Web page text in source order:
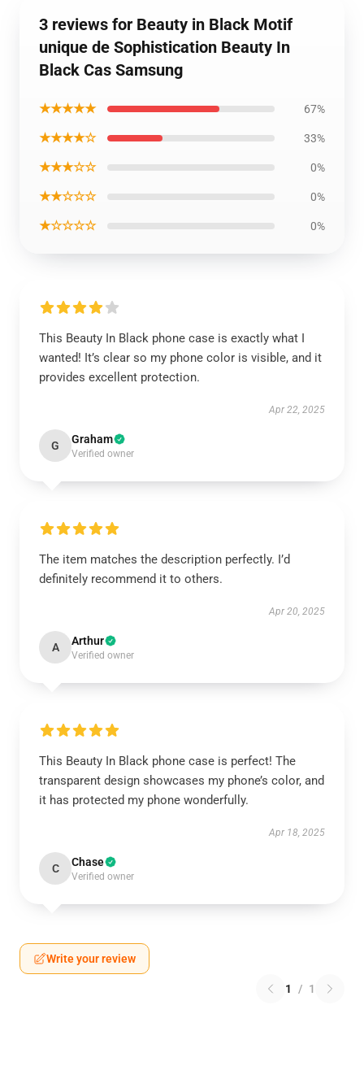
3 reviews for Beauty in Black Motif
unique de Sophistication Beauty In
Black Cas Samsung
★★★★★ 67%
★★★★☆ 33%
★★★☆☆ 0%
★★☆☆☆ 0%
★☆☆☆☆ 0%
This Beauty In Black phone case is exactly what I
wanted! It’s clear so my phone color is visible, and it
provides excellent protection.
Apr 22, 2025
G Graham
Verified owner
The item matches the description perfectly. I’d
definitely recommend it to others.
Apr 20, 2025
A Arthur
Verified owner
This Beauty In Black phone case is perfect! The
transparent design showcases my phone’s color, and
it has protected my phone wonderfully.
Apr 18, 2025
C Chase
Verified owner
Write your review
1 / 1